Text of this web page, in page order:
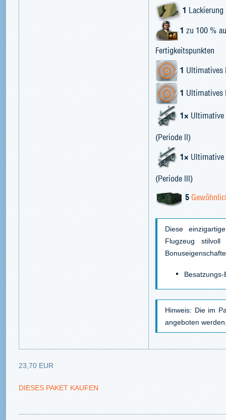
1 Lackierung
1 zu 100 %
Fertigkeitspunkten
1 Ultimatives
1 Ultimatives
1× Ultimative
(Periode II)
1× Ultimative
(Periode III)
5
Diese
Flugzeug
Besatzungs-
Hinweis: Die im
angeboten
23,70 EUR
DIESES PAKET KAUFEN